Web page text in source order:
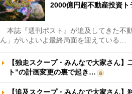
2000億円超不動産投資
本誌『週刊ポスト』が追及してきた不
ん」がいよいよ最終局面を迎えている…
【独走スクープ・みんなで大家さん】
ト”の計画変更の裏で起き…
【追及スクープ・みんなで大家さん